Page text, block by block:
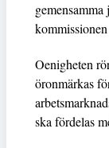
Oenigheten
öronmärkas
ska fördelas